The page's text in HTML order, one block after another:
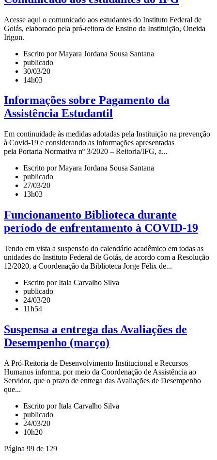
Acesse aqui o comunicado aos estudantes do Instituto Federal de
Goiás, elaborado pela pró-reitora de Ensino da Instituição, Oneida
Irigon.
Escrito por Mayara Jordana Sousa Santana
publicado
30/03/20
14h03
Informações sobre Pagamento da
Assistência Estudantil
Em continuidade às medidas adotadas pela Instituição na prevenção
à Covid-19 e considerando as informações apresentadas
pela Portaria Normativa nº 3/2020 – Reitoria/IFG, a...
Escrito por Mayara Jordana Sousa Santana
publicado
27/03/20
13h03
Funcionamento Biblioteca durante
período de enfrentamento à COVID-19
Tendo em vista a suspensão do calendário acadêmico em todas as
unidades do Instituto Federal de Goiás, de acordo com a Resolução
12/2020, a Coordenação da Biblioteca Jorge Félix de...
Escrito por Itala Carvalho Silva
publicado
24/03/20
11h54
Suspensa a entrega das Avaliações de
Desempenho (março)
A Pró-Reitoria de Desenvolvimento Institucional e Recursos
Humanos informa, por meio da Coordenação de Assistência ao
Servidor, que o prazo de entrega das Avaliações de Desempenho
que...
Escrito por Itala Carvalho Silva
publicado
24/03/20
10h20
Página 99 de 129